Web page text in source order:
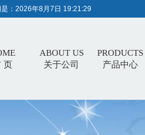
： 2026年8月7日 19:21:29
页
ABOUT US
关于公司
PRODUCTS
产品中心